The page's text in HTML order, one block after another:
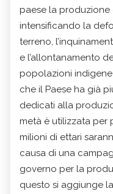
paese la produzione
intensificando la
terreno,
e l’allontanamento
popolazioni
che il Paese ha già
dedicati alla
metà è utilizzata per
milioni di ettari
causa di una
governo per la
questo si aggiunge